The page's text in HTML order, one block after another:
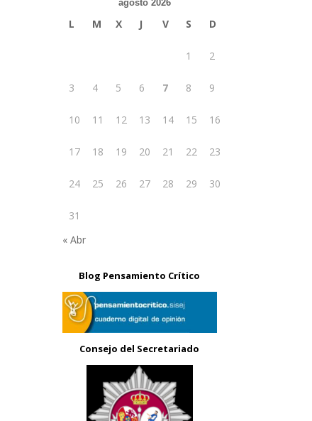
agosto 2026
L M X J V S D
1 2
3 4 5 6 7 8 9
10 11 12 13 14 15 16
17 18 19 20 21 22 23
24 25 26 27 28 29 30
31
« Abr
Blog Pensamiento Crítico
Consejo del Secretariado